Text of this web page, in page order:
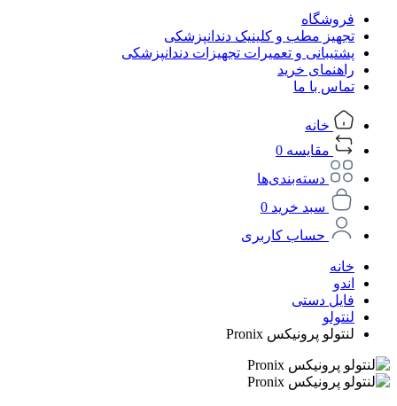
فروشگاه
تجهیز مطب و کلینیک دندانپزشکی
پشتیبانی و تعمیرات تجهیزات دندانپزشکی
راهنمای خرید
تماس با ما
خانه
مقایسه 0
دسته‌بندی‌ها
سبد خرید 0
حساب کاربری
خانه
اندو
فایل دستی
لنتولو
لنتولو پرونیکس Pronix